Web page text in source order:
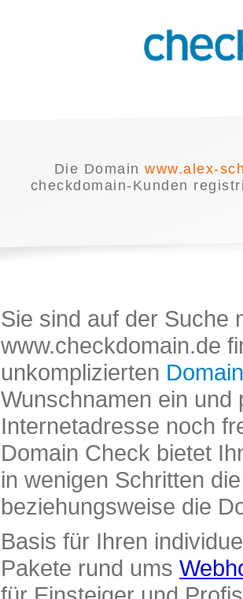
Die Domain www.alex-
checkdomain-Kunden
Sie sind auf der Suche
www.checkdomain.de
unkomplizierten
Wunschnamen ein und
Internetadresse noch
Domain Check bietet
in wenigen Schritten
beziehungsweise die
Basis für Ihren
Pakete rund ums